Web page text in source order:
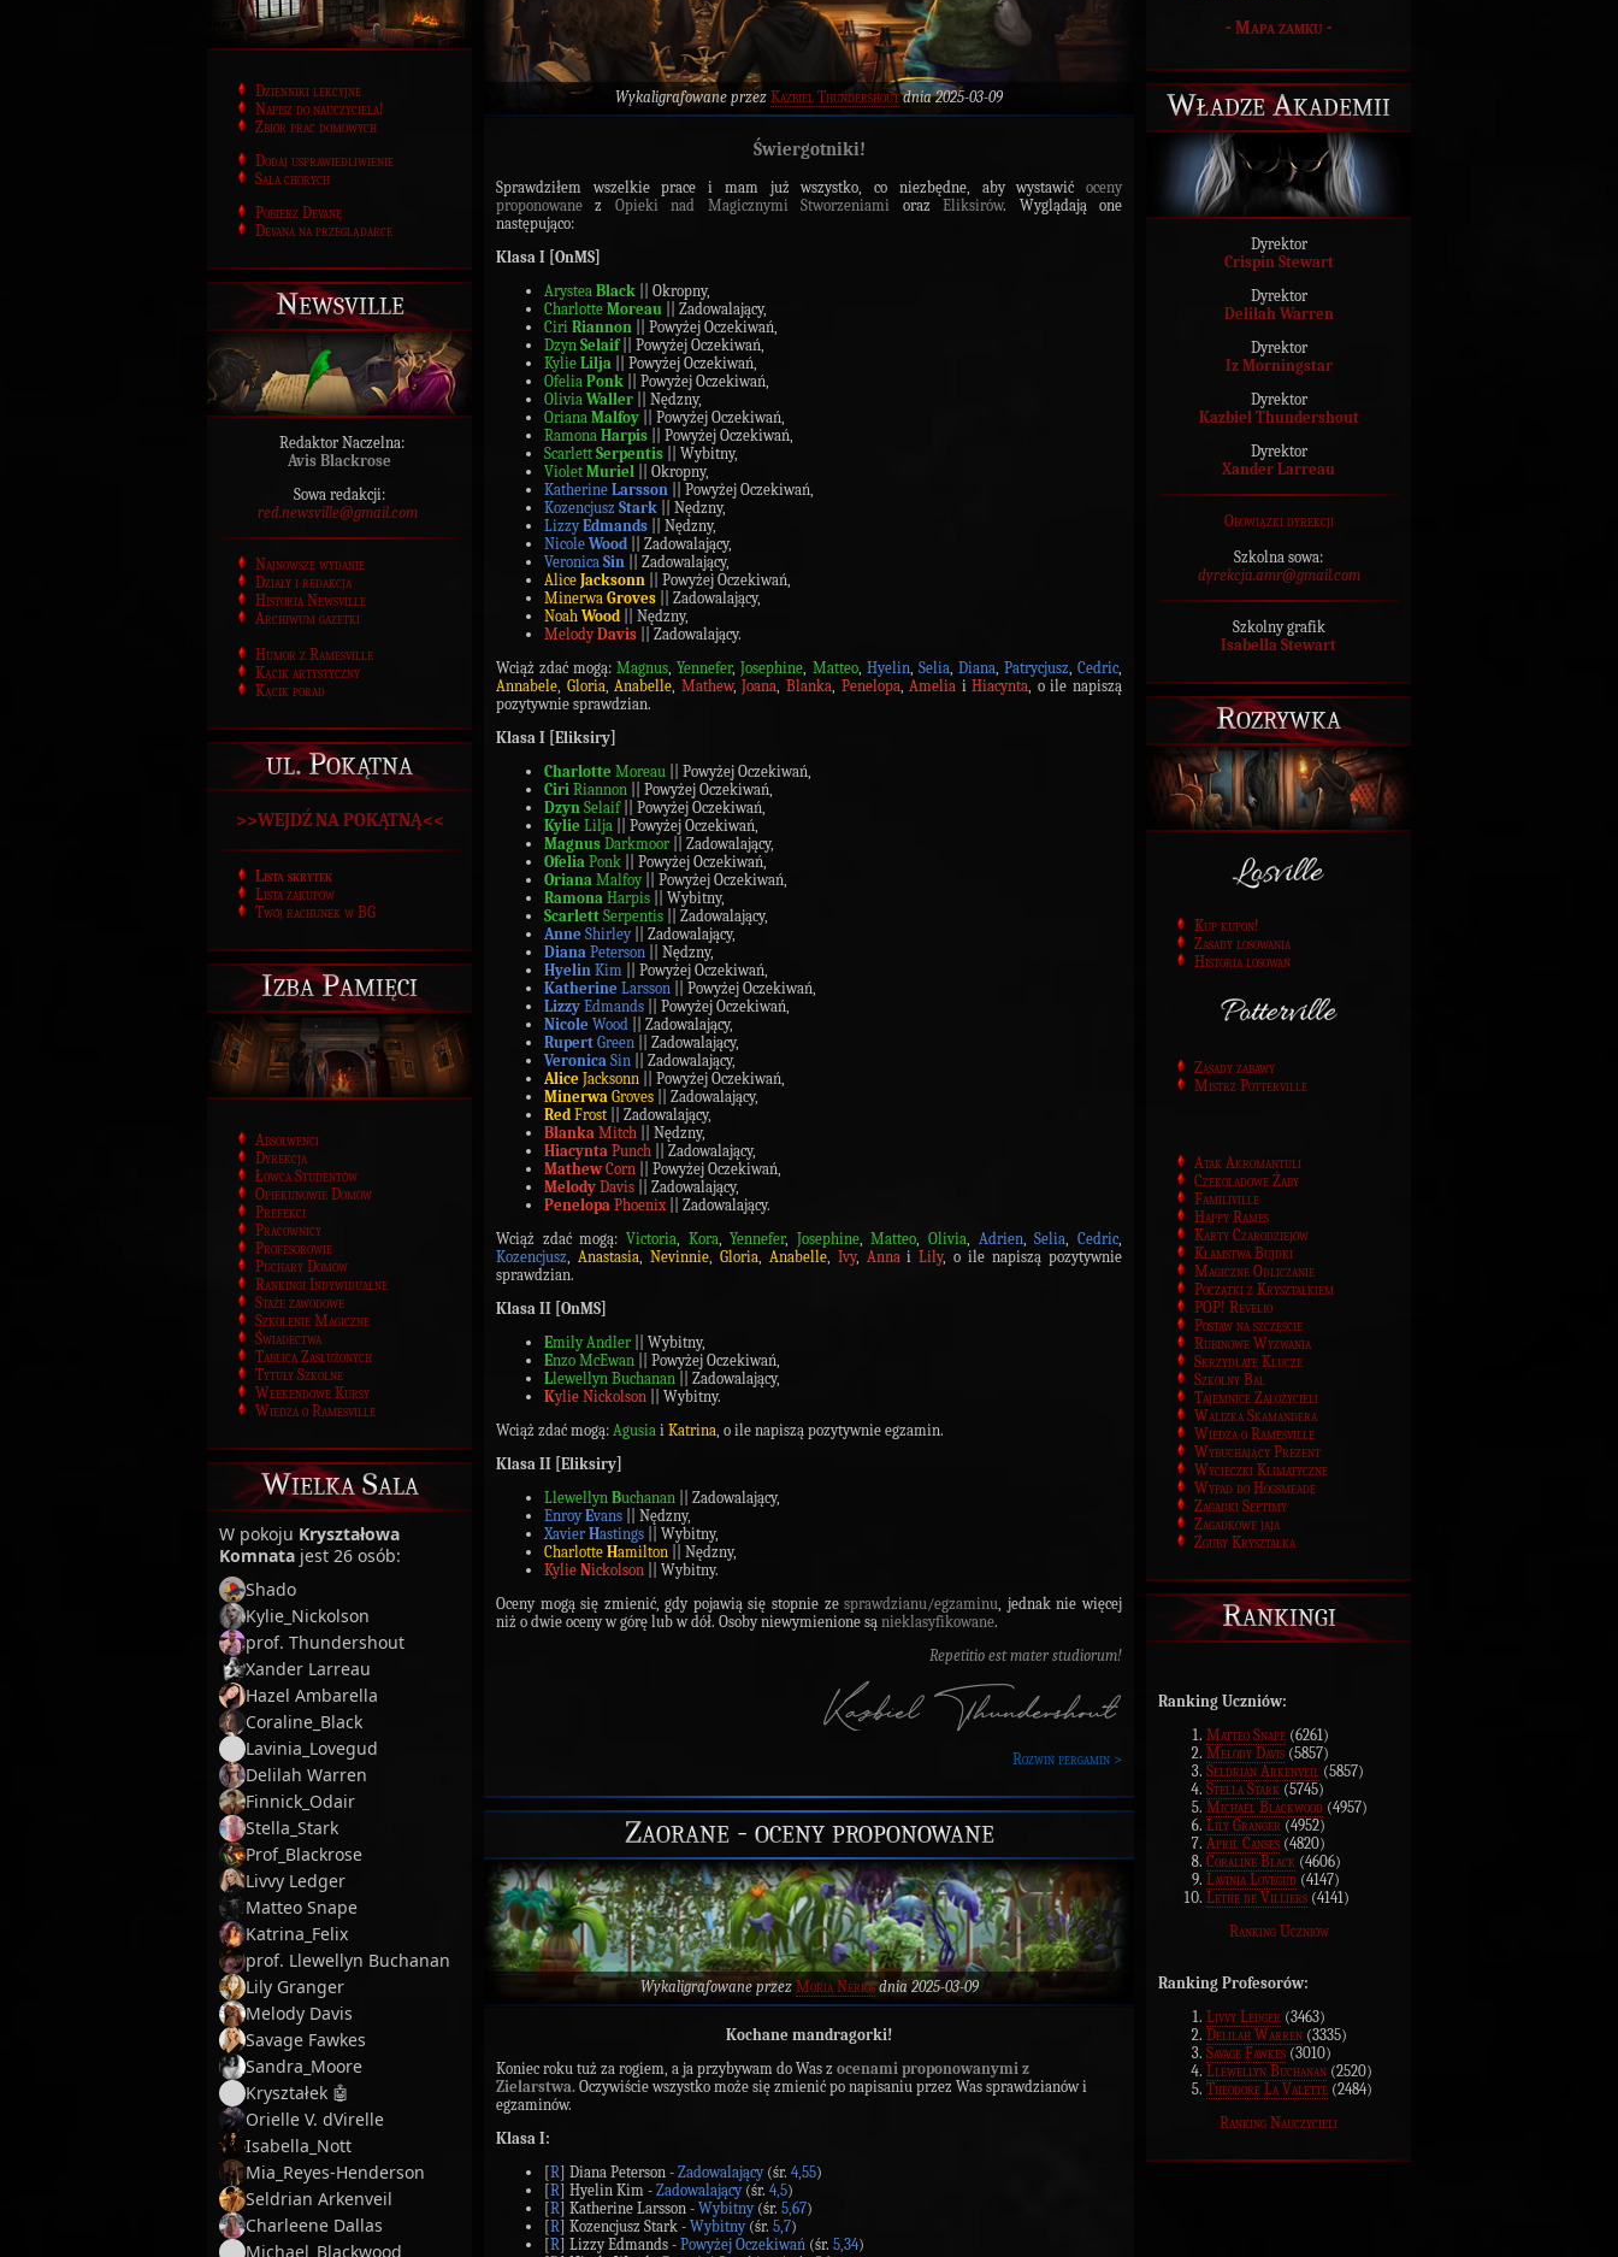
Dzienniki lekcyjne
Napisz do nauczyciela!
Zbiór prac domowych
Dodaj usprawiedliwienie
Sala chorych
Pobierz Devanę
Devana na przeglądarce
Newsville
Redaktor Naczelna:
Avis Blackrose
Sowa redakcji:
red.newsville@gmail.com
Najnowsze wydanie
Działy i redakcja
Historia Newsville
Archiwum gazetki
Humor z Ramesville
Kącik artystyczny
Kącik porad
ul. Pokątna
>>WEJDŹ NA POKĄTNĄ<<
Lista skrytek
Lista zakupów
Twój rachunek w BG
Izba Pamięci
Absolwenci
Dyrekcja
Łowca Studentów
Opiekunowie Domów
Prefekci
Pracownicy
Profesorowie
Puchary Domów
Rankingi Indywidualne
Staże zawodowe
Szkolenie Magiczne
Świadectwa
Tablica Zasłużonych
Tytuły Szkolne
Weekendowe Kursy
Wiedza o Ramesville
Wielka Sala
W pokoju Kryształowa
Komnata jest 26 osób:
Shado
Kylie_Nickolson
prof. Thundershout
Xander Larreau
Hazel Ambarella
Coraline_Black
Lavinia_Lovegud
Delilah Warren
Finnick_Odair
Stella_Stark
Prof_Blackrose
Livvy Ledger
Matteo Snape
Katrina_Felix
prof. Llewellyn Buchanan
Lily Granger
Melody Davis
Savage Fawkes
Sandra_Moore
Kryształek 🤖
Orielle V. dVirelle
Isabella_Nott
Mia_Reyes-Henderson
Seldrian Arkenveil
Charleene Dallas
Michael_Blackwood
Wykaligrafowane przez Kazbiel Thundershoutdnia 2025-03-09
Świergotniki!
Sprawdziłem wszelkie prace i mam już wszystko, co niezbędne, aby wystawić oceny
proponowane z Opieki nad Magicznymi Stworzeniami orazEliksirów. Wyglądają one
następująco:
Klasa I [OnMS]
Arystea Black || Okropny,
Charlotte Moreau || Zadowalający,
Ciri Riannon || Powyżej Oczekiwań,
Dzyn Selaif|| Powyżej Oczekiwań,
Kylie Lilja || Powyżej Oczekiwań,
Ofelia Ponk || Powyżej Oczekiwań,
Olivia Waller || Nędzny,
Oriana Malfoy || Powyżej Oczekiwań,
Ramona Harpis || Powyżej Oczekiwań,
Scarlett Serpentis || Wybitny,
Violet Muriel || Okropny,
Katherine Larsson
|| Powyżej Oczekiwań,
Kozencjusz Stark
|| Nędzny,
LizzyEdmands
|| Nędzny,
Nicole Wood
|| Zadowalający,
Veronica Sin
|| Zadowalający,
Alice Jacksonn
|| Powyżej Oczekiwań,
Minerwa Groves
|| Zadowalający,
Noah Wood
|| Nędzny,
MelodyDavis
|| Zadowalający.
Wciąż zdać mogą:Magnus,Yennefer,Josephine, Matteo, Hyelin, Selia, Diana, Patrycjusz,Cedric,
Annabele, Gloria,Anabelle, Mathew,Joana, Blanka, Penelopa,Amelia iHiacynta, o ile napiszą
pozytywnie sprawdzian.
Klasa I [Eliksiry]
Charlotte Moreau || Powyżej Oczekiwań,
Ciri Riannon || Powyżej Oczekiwań,
Dzyn Selaif|| Powyżej Oczekiwań,
Kylie Lilja || Powyżej Oczekiwań,
Magnus Darkmoor || Zadowalający,
Ofelia Ponk || Powyżej Oczekiwań,
Oriana Malfoy|| Powyżej Oczekiwań,
Ramona Harpis || Wybitny,
Scarlett Serpentis || Zadowalający,
Anne Shirley
|| Zadowalający,
Diana Peterson
|| Nędzny,
Hyelin Kim
|| Powyżej Oczekiwań,
Katherine Larsson
|| Powyżej Oczekiwań,
Lizzy Edmands
|| Powyżej Oczekiwań,
Nicole Wood
|| Zadowalający,
Rupert Green
|| Zadowalający,
Veronica Sin
|| Zadowalający,
Alice Jacksonn
|| Powyżej Oczekiwań,
Minerwa Groves
|| Zadowalający,
Red Frost
|| Zadowalający,
Blanka Mitch
|| Nędzny,
Hiacynta Punch
|| Zadowalający,
Mathew Corn
|| Powyżej Oczekiwań,
Melody Davis
|| Zadowalający,
Penelopa Phoenix
|| Zadowalający.
Wciąż zdać mogą: Victoria, Kora,Yennefer, Josephine,Matteo,Olivia, Adrien,Selia,Cedric,
Kozencjusz, Anastasia, Nevinnie, Gloria, Anabelle, Ivy, AnnaiLily, o ile napiszą pozytywnie
sprawdzian.
Klasa II [OnMS]
Emily Andler
|| Wybitny,
Enzo McEwan
|| Powyżej Oczekiwań,
Llewellyn Buchanan
|| Zadowalający,
Kylie Nickolson || Wybitny.
Wciąż zdać mogą: Agusia i Katrina, o ile napiszą pozytywnie egzamin.
Klasa II [Eliksiry]
Llewellyn Buchanan
|| Zadowalający,
EnroyEvans
|| Nędzny,
Xavier Hastings
|| Wybitny,
Charlotte Hamilton
|| Nędzny,
Kylie Nickolson
|| Wybitny.
Oceny mogą się zmienić, gdy pojawią się stopnie zesprawdzianu/egzaminu, jednak nie więcej
niż o dwie oceny w górę lub w dół. Osoby niewymienione są nieklasyfikowane.
Repetitio est mater studiorum!
Rozwiń pergamin >
Zaorane - oceny proponowane
Wykaligrafowane przez Moria Neriosdnia 2025-03-09
Kochane mandragorki!
Koniec roku tuż za rogiem, a ja przybywam do Was z ocenami proponowanymi z
Zielarstwa. Oczywiście wszystko może się zmienić po napisaniu przez Was sprawdzianów i
egzaminów.
Klasa I:
[R] Diana Peterson - Zadowalający(śr. 4,55)
[R] Hyelin Kim - Zadowalający(śr. 4,5)
[R] Katherine Larsson - Wybitny(śr. 5,67)
[R] Kozencjusz Stark - Wybitny(śr. 5,7)
[R] Lizzy Edmands - Powyżej Oczekiwań (śr. 5,34)
- Mapa zamku-
Władze Akademii
Dyrektor
Crispin Stewart
Dyrektor
Delilah Warren
Dyrektor
Iz Morningstar
Dyrektor
Kazbiel Thundershout
Dyrektor
Xander Larreau
Obowiązki dyrekcji
Szkolna sowa:
dyrekcja.amr@gmail.com
Szkolny grafik
Isabella Stewart
Rozrywka
Kup kupon!
Zasady losowania
Historia losowań
Zasady zabawy
Mistrz Potterville
Atak Akromantuli
Czekoladowe Żaby
Familiville
Happy Rames
Karty Czarodziejów
Kłamstwa Bujdki
Magiczne Odliczanie
Początki z Kryształkiem
POP! Revelio
Postaw na szczęście
Rubinowe Wyzwania
Skrzydlate Klucze
Szkolny Bal
Tajemnice Założycieli
Walizka Skamandera
Wiedza o Ramesville
Wybuchający Prezent
Wycieczki Klimatyczne
Wypad do Hogsmeade
Zagadki Septimy
Zagadkowe jaja
Zguby Kryształka
Rankingi
Ranking Uczniów:
Matteo Snape (6261)
Melody Davis (5857)
Seldrian Arkenveil (5857)
Stella Stark (5745)
Michael Blackwood (4957)
Lily Granger (4952)
April Canses (4820)
Coraline Black (4606)
Lavinia Lovegud (4147)
Lethe de Villiers (4141)
Ranking Uczniów
Ranking Profesorów:
Livvy Ledger (3463)
Delilah Warren (3335)
Savage Fawkes (3010)
Llewellyn Buchanan (2520)
Theodore La Valette (2484)
Ranking Nauczycieli